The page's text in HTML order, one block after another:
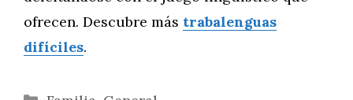
ofrecen. Descubre más trabalenguas
difíciles.